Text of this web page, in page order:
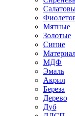
Мятные
Золотые
Синие
МДФ
Эмаль
Акрил
Береза
Дерево
Дуб